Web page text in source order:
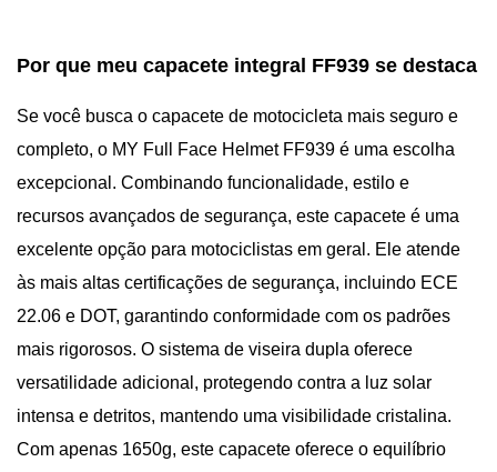
Por que meu capacete integral FF939 se destaca
Se você busca o capacete de motocicleta mais seguro e
completo, o MY Full Face Helmet FF939 é uma escolha
excepcional. Combinando funcionalidade, estilo e
recursos avançados de segurança, este capacete é uma
excelente opção para motociclistas em geral. Ele atende
às mais altas certificações de segurança, incluindo ECE
22.06 e DOT, garantindo conformidade com os padrões
mais rigorosos. O sistema de viseira dupla oferece
versatilidade adicional, protegendo contra a luz solar
intensa e detritos, mantendo uma visibilidade cristalina.
Com apenas 1650g, este capacete oferece o equilíbrio